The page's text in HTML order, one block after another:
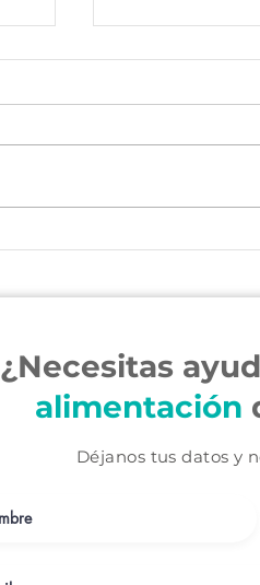
¿Necesitas
alimentación
Déjanos tus datos y